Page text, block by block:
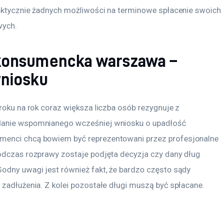
żadnych możliwości na terminowe spłacenie swoich
warszawa –
na rok coraz większa liczba osób rezygnuje z
wspomnianego wcześniej wniosku o upadłość
chcą bowiem być reprezentowani przez profesjonalne
rozprawy zostaje podjęta decyzja czy dany dług
uwagi jest również fakt, że bardzo często sądy
Z kolei pozostałe długi muszą być spłacane.